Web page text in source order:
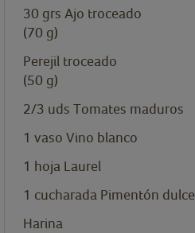
30 grs Ajo troceado
(70 g)
Perejil troceado
(50 g)
2/3 uds Tomates maduros
1 vaso Vino blanco
1 hoja Laurel
1 cucharada Pimentón dulce
Harina